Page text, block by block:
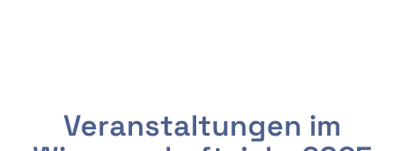
Veranstaltungen im